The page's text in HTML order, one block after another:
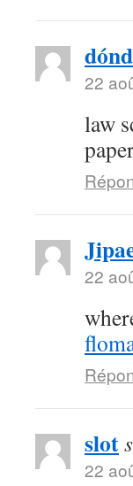
22
law
22
slot
22